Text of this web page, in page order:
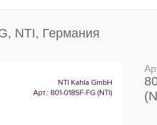
NTI, Германия